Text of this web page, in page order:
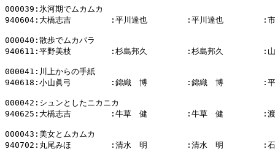
000039:氷河期でムカムカ
940604:大橋志吉        :平川達也        :平川達也        :市
000040:散歩でムカパラ
940611:平野美枝        :杉島邦久        :杉島邦久        :山
000041:川上からの手紙
940618:小山眞弓        :錦織　博        :錦織　博        :平
000042:シュンとしたニカニカ
940625:大橋志吉        :牛草　健        :牛草　健        :渡
000043:美女とムカムカ
940702:丸尾みほ        :清水　明        :清水　明        :石